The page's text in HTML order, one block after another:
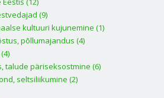
(9)
kultuuri kujunemine (1)
põllumajandus (4)
talude päriseksostmine (6)
seltsiliikumine (2)